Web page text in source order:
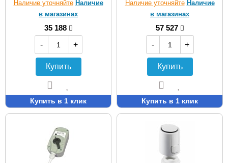
Наличие уточняйте Наличие
в магазинах
35 188
-
+
Купить
Купить в 1 клик
Наличие уточняйте Наличие
в магазинах
57 527
-
+
Купить
Купить в 1 клик